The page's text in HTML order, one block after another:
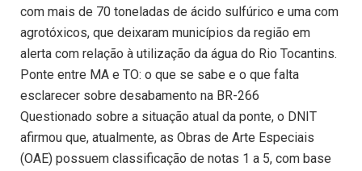
com mais de 70 toneladas de ácido sulfúrico e uma com
agrotóxicos, que deixaram municípios da região em
alerta com relação à utilização da água do Rio Tocantins.
Ponte entre MA e TO: o que se sabe e o que falta
esclarecer sobre desabamento na BR-266
Questionado sobre a situação atual da ponte, o DNIT
afirmou que, atualmente, as Obras de Arte Especiais
(OAE) possuem classificação de notas 1 a 5, com base